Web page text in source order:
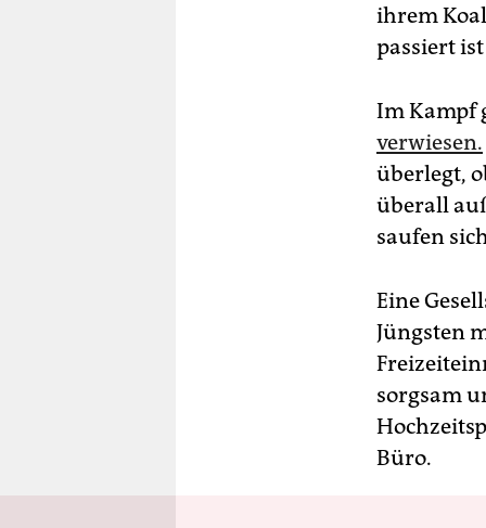
ihrem
passiert
Im Kampf
verwiesen.
überlegt,
überall
saufen
Eine
Jüngsten
sorgsam
Büro.